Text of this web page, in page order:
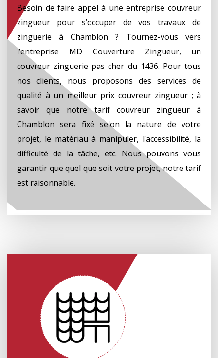
Besoin de faire appel à une entreprise couvreur
zingueur pour s’occuper de vos travaux de
zinguerie à Chamblon ? Tournez-vous vers
l’entreprise MD Couverture Zingueur, un
couvreur zinguerie pas cher du 1436. Pour tous
nos clients, nous proposons des services de
qualité à un meilleur prix couvreur zingueur ; à
savoir que notre tarif couvreur zingueur à
Chamblon sera fixé selon la nature de votre
projet, le matériau à manipuler, l’accessibilité, la
difficulté de la tâche, etc. Nous pouvons vous
garantir que quel que soit votre projet, notre tarif
est raisonnable.